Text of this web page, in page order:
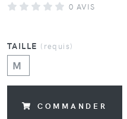
0 AVIS
TAILLE (requis)
M
COMMANDER